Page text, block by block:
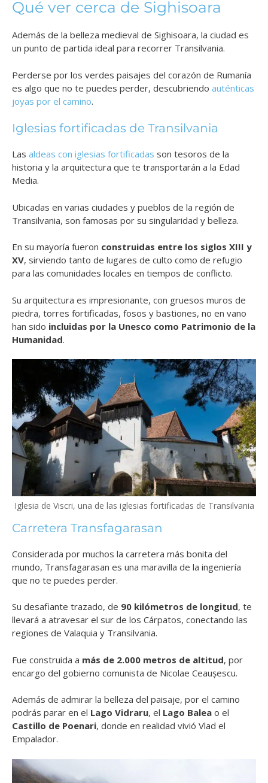
Qué ver cerca de Sighisoara
Además de la belleza medieval de Sighisoara, la ciudad es
un punto de partida ideal para recorrer Transilvania.
Perderse por los verdes paisajes del corazón de Rumanía
es algo que no te puedes perder, descubriendo auténticas
joyas por el camino.
Iglesias fortificadas de Transilvania
Las aldeas con iglesias fortificadas son tesoros de la
historia y la arquitectura que te transportarán a la Edad
Media.
Ubicadas en varias ciudades y pueblos de la región de
Transilvania, son famosas por su singularidad y belleza.
En su mayoría fueron construidas entre los siglos XIII y
XV, sirviendo tanto de lugares de culto como de refugio
para las comunidades locales en tiempos de conflicto.
Su arquitectura es impresionante, con gruesos muros de
piedra, torres fortificadas, fosos y bastiones, no en vano
han sido incluidas por la Unesco como Patrimonio de la
Humanidad.
Iglesia de Viscri, una de las iglesias fortificadas de Transilvania
Carretera Transfagarasan
Considerada por muchos la carretera más bonita del
mundo, Transfagarasan es una maravilla de la ingeniería
que no te puedes perder.
Su desafiante trazado, de 90 kilómetros de longitud, te
llevará a atravesar el sur de los Cárpatos, conectando las
regiones de Valaquia y Transilvania.
Fue construida a más de 2.000 metros de altitud, por
encargo del gobierno comunista de Nicolae Ceaușescu.
Además de admirar la belleza del paisaje, por el camino
podrás parar en el Lago Vidraru, el Lago Balea o el
Castillo de Poenari, donde en realidad vivió Vlad el
Empalador.